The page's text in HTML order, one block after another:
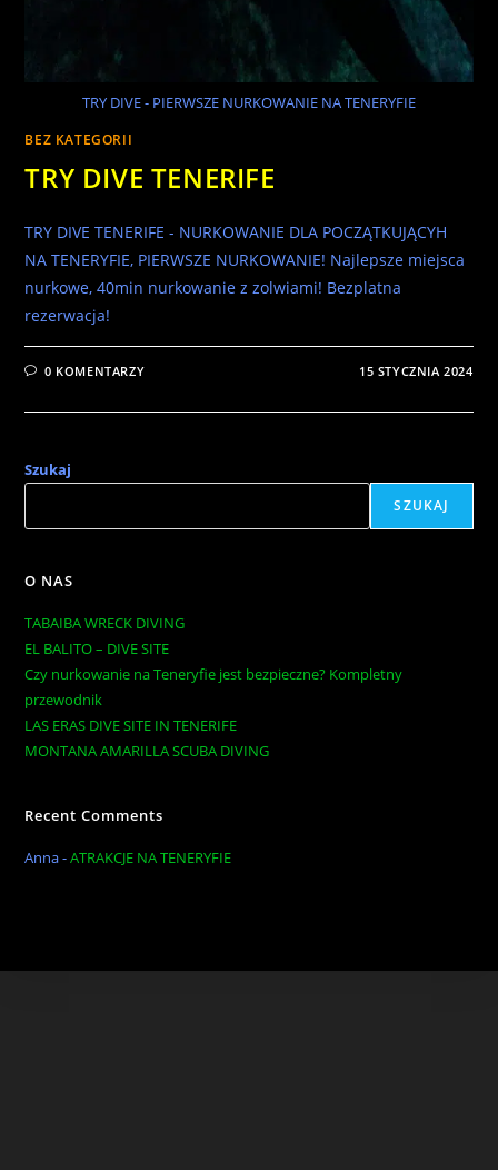
TRY DIVE - PIERWSZE NURKOWANIE NA TENERYFIE
BEZ KATEGORII
TRY DIVE TENERIFE
TRY DIVE TENERIFE - NURKOWANIE DLA POCZĄTKUJĄCYH
NA TENERYFIE, PIERWSZE NURKOWANIE! Najlepsze miejsca
nurkowe, 40min nurkowanie z zolwiami! Bezplatna
rezerwacja!
0 KOMENTARZY 15 STYCZNIA 2024
Szukaj
SZUKAJ
O NAS
TABAIBA WRECK DIVING
EL BALITO – DIVE SITE
Czy nurkowanie na Teneryfie jest bezpieczne? Kompletny
przewodnik
LAS ERAS DIVE SITE IN TENERIFE
MONTANA AMARILLA SCUBA DIVING
Recent Comments
Anna-ATRAKCJE NA TENERYFIE